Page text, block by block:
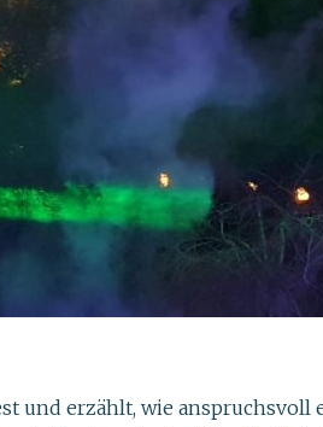
erzählt, wie anspruchsvoll